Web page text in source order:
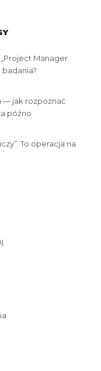
Manager
— jak rozpoznać
późno
To operacja na